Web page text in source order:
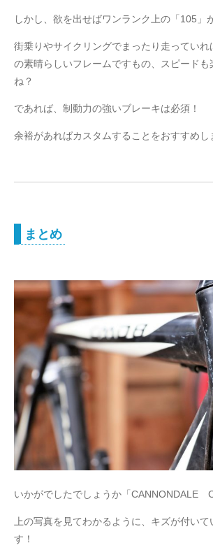
しかし、欲を出せばワンランク上の「105」
街乗りやサイクリングでまったり走っていれ
の素晴らしいフレームですもの、スピードも
ね？
であれば、制動力の強いブレーキは必須！
余裕があればカスタムすることをおすすめし
まとめ
いかがでしたでしょうか「CANNONDALE
上の写真を見てわかるように、キズが付いて
す！